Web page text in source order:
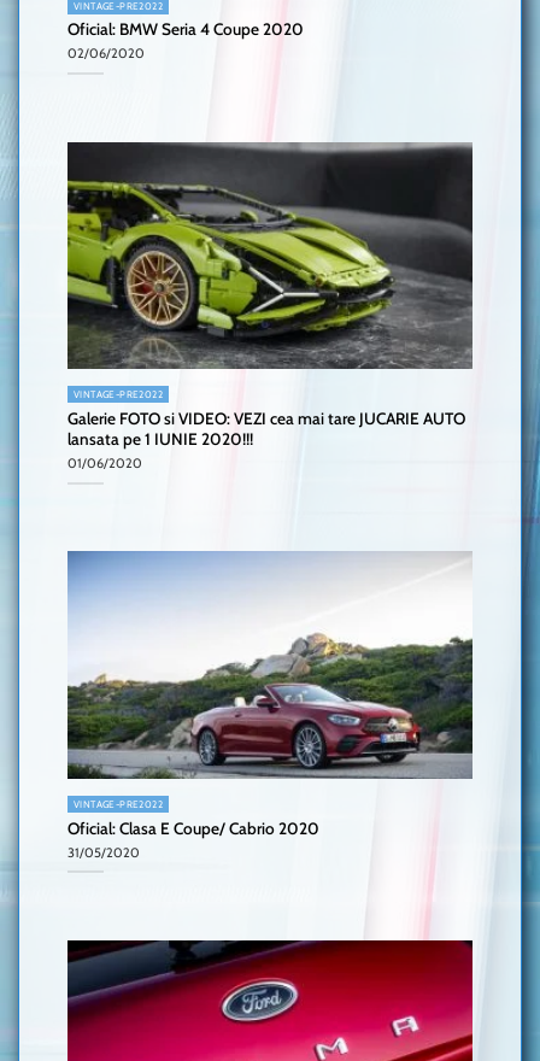
VINTAGE-PRE2022
Oficial: BMW Seria 4 Coupe 2020
02/06/2020
VINTAGE-PRE2022
Galerie FOTO si VIDEO: VEZI cea mai tare JUCARIE AUTO
lansata pe 1 IUNIE 2020!!!
01/06/2020
VINTAGE-PRE2022
Oficial: Clasa E Coupe/ Cabrio 2020
31/05/2020